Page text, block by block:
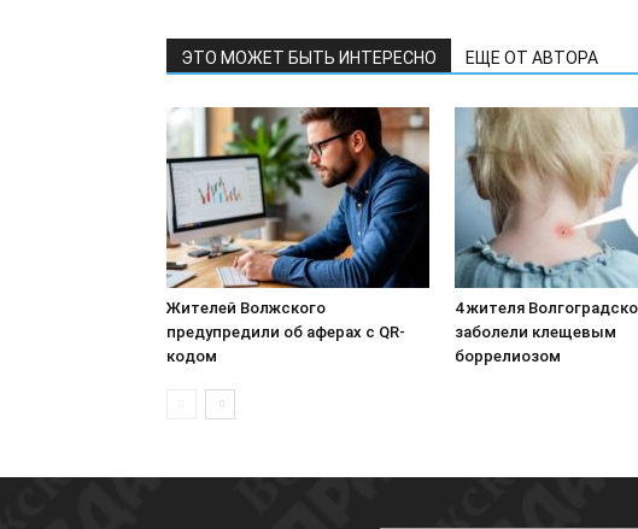
ЭТО МОЖЕТ БЫТЬ ИНТЕРЕСНО ЕЩЕ ОТ АВТОРА
Жителей Волжского
предупредили об аферах с QR-
кодом
4 жителя
заболели клещевым
боррелиозом